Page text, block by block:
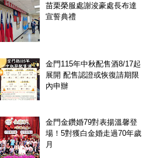
苗栗榮服處謝浚豪處長布達
宣誓典禮
金門115年中秋配售酒8/17起
展開 配售認證或恢復請期限
內申辦
金門金鑽婚79對表揚溫馨登
場！5對獲白金婚走過70年歲
月